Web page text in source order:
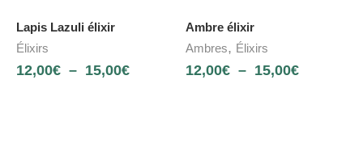
Lapis Lazuli élixir
Élixirs
12,00€ – 15,00€
Ambre élixir
Ambres, Élixirs
12,00€ – 15,00€